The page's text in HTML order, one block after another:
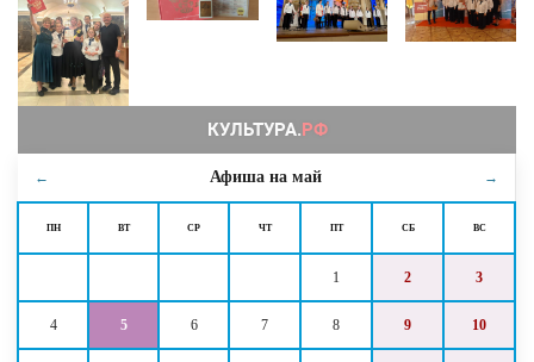
← Афиша на май →
ПН ВТ СР ЧТ ПТ СБ ВС
1 2 3
4 5 6 7 8 9 10